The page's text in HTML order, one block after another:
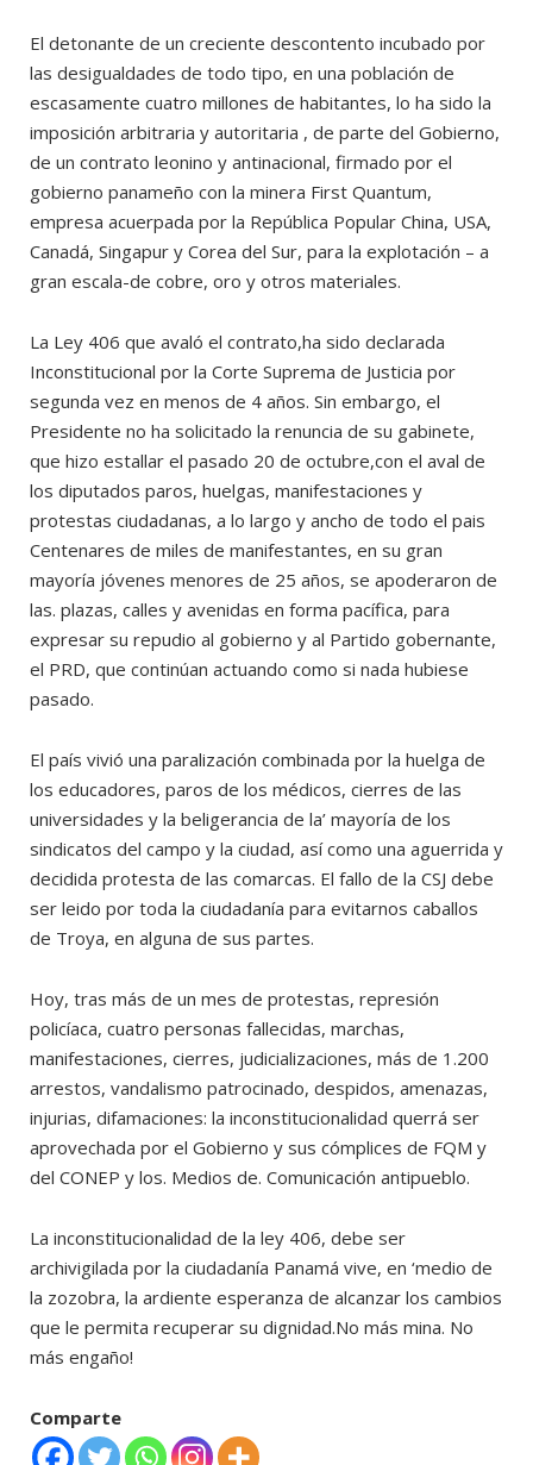
El detonante de un creciente descontento incubado por
las desigualdades de todo tipo, en una población de
escasamente cuatro millones de habitantes, lo ha sido la
imposición arbitraria y autoritaria , de parte del Gobierno,
de un contrato leonino y antinacional, firmado por el
gobierno panameño con la minera First Quantum,
empresa acuerpada por la República Popular China, USA,
Canadá, Singapur y Corea del Sur, para la explotación – a
gran escala-de cobre, oro y otros materiales.
La Ley 406 que avaló el contrato,ha sido declarada
Inconstitucional por la Corte Suprema de Justicia por
segunda vez en menos de 4 años. Sin embargo, el
Presidente no ha solicitado la renuncia de su gabinete,
que hizo estallar el pasado 20 de octubre,con el aval de
los diputados paros, huelgas, manifestaciones y
protestas ciudadanas, a lo largo y ancho de todo el pais
Centenares de miles de manifestantes, en su gran
mayoría jóvenes menores de 25 años, se apoderaron de
las. plazas, calles y avenidas en forma pacífica, para
expresar su repudio al gobierno y al Partido gobernante,
el PRD, que continúan actuando como si nada hubiese
pasado.
El país vivió una paralización combinada por la huelga de
los educadores, paros de los médicos, cierres de las
universidades y la beligerancia de la’ mayoría de los
sindicatos del campo y la ciudad, así como una aguerrida y
decidida protesta de las comarcas. El fallo de la CSJ debe
ser leido por toda la ciudadanía para evitarnos caballos
de Troya, en alguna de sus partes.
Hoy, tras más de un mes de protestas, represión
policíaca, cuatro personas fallecidas, marchas,
manifestaciones, cierres, judicializaciones, más de 1.200
arrestos, vandalismo patrocinado, despidos, amenazas,
injurias, difamaciones: la inconstitucionalidad querrá ser
aprovechada por el Gobierno y sus cómplices de FQM y
del CONEP y los. Medios de. Comunicación antipueblo.
La inconstitucionalidad de la ley 406, debe ser
archivigilada por la ciudadanía Panamá vive, en ‘medio de
la zozobra, la ardiente esperanza de alcanzar los cambios
que le permita recuperar su dignidad.No más mina. No
más engaño!
Comparte